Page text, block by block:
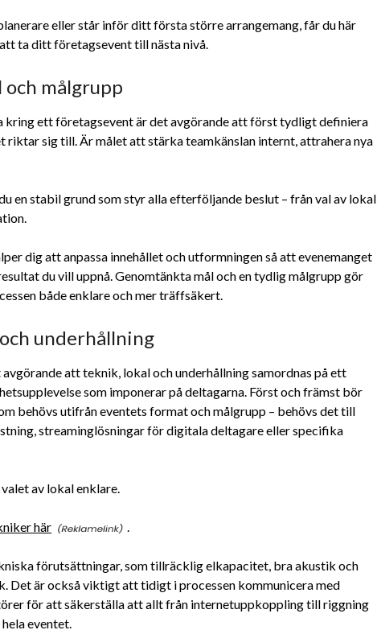
eller står inför ditt första större arrangemang, får du här
ta ditt företagsevent till nästa nivå.
och målgrupp
kring ett företagsevent är det avgörande att först tydligt definiera
riktar sig till. Är målet att stärka teamkänslan internt, attrahera nya
en stabil grund som styr alla efterföljande beslut – från val av lokal
dig att anpassa innehållet och utformningen så att evenemanget
du vill uppnå. Genomtänkta mål och en tydlig målgrupp gör
både enklare och mer träffsäkert.
underhållning
att teknik, lokal och underhållning samordnas på ett
som imponerar på deltagarna. Först och främst bör
behövs utifrån eventets format och målgrupp – behövs det till
streaminglösningar för digitala deltagare eller specifika
av lokal enklare.
här .
förutsättningar, som tillräcklig elkapacitet, bra akustik och
Det är också viktigt att tidigt i processen kommunicera med
för att säkerställa att allt från internetuppkoppling till riggning
eventet.